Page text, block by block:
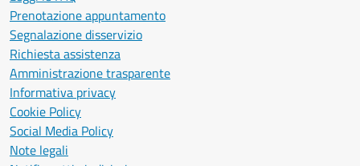
Prenotazione appuntamento
Segnalazione disservizio
Richiesta assistenza
Amministrazione trasparente
Informativa privacy
Cookie Policy
Social Media Policy
Note legali